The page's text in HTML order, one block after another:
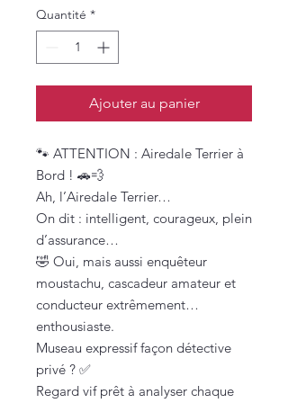
Quantité *
Ajouter au panier
🐾 ATTENTION : Airedale Terrier à
Bord ! 🚗💨
Ah, l’Airedale Terrier…
On dit : intelligent, courageux, plein
d’assurance…
🤣 Oui, mais aussi enquêteur
moustachu, cascadeur amateur et
conducteur extrêmement…
enthousiaste.
Museau expressif façon détective
privé ? ✅
Regard vif prêt à analyser chaque